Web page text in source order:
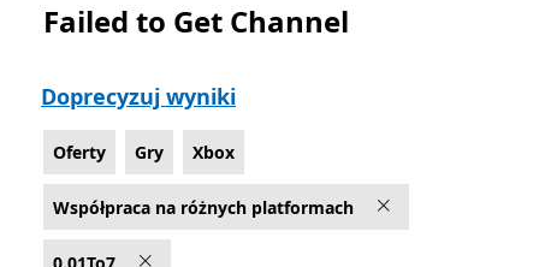
Lista Microsoft.com
Failed to Get Channel
Doprecyzuj wyniki
Oferty Gry Xbox
Współpraca na różnych platformach
0.01To7